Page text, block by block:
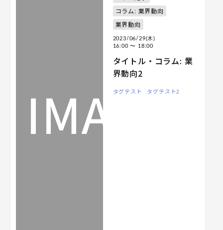
コラム: 業界動向
業界動向
2023/06/29(木)
16:00〜 18:00
タイトル・コラム: 業
界動向2
タグテスト タグテスト2